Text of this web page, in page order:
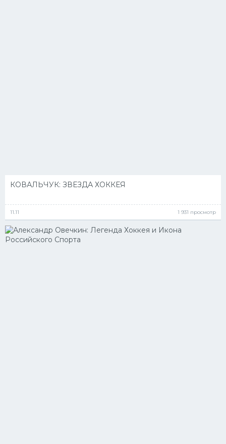
КОВАЛЬЧУК: ЗВЕЗДА ХОККЕЯ
11.11 1 931 просмотр